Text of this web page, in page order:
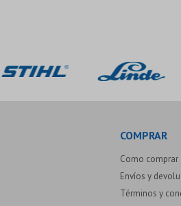
COMPRAR
Como comprar
Envíos y
Términos y